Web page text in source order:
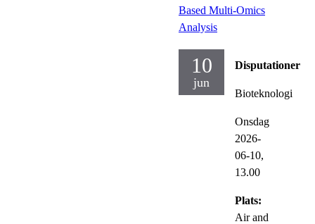
Based Multi-Omics
Analysis
10
jun
Disputationer
Bioteknologi
Onsdag
2026-
06-10,
13.00
Plats:
Air and